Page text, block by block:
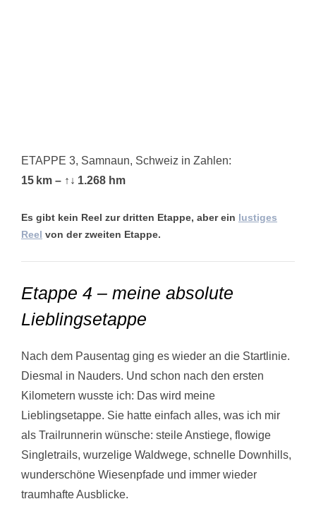
ETAPPE 3, Samnaun, Schweiz in Zahlen:
15 km – ↑ ↓ 1.268 hm
Es gibt kein Reel zur dritten Etappe, aber ein lustiges
Reel von der zweiten Etappe.
Etappe 4 – meine absolute
Lieblingsetappe
Nach dem Pausentag ging es wieder an die Startlinie.
Diesmal in Nauders. Und schon nach den ersten
Kilometern wusste ich: Das wird meine
Lieblingsetappe. Sie hatte einfach alles, was ich mir
als Trailrunnerin wünsche: steile Anstiege, flowige
Singletrails, wurzelige Waldwege, schnelle Downhills,
wunderschöne Wiesenpfade und immer wieder
traumhafte Ausblicke.